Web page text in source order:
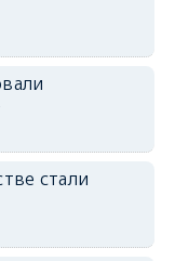
стали